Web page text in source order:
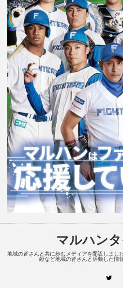
マルハン
地域の皆さんと共に歩むメディアを開設しまし
献など地域の皆さんと活動した情